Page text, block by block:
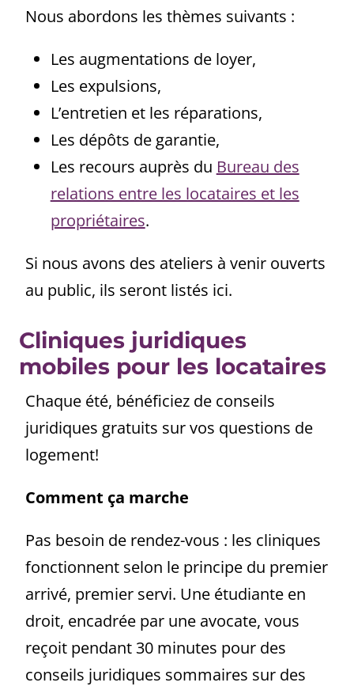
Nous abordons les thèmes suivants :
Les augmentations de loyer,
Les expulsions,
L’entretien et les réparations,
Les dépôts de garantie,
Les recours auprès du Bureau des
relations entre les locataires et les
propriétaires.
Si nous avons des ateliers à venir ouverts
au public, ils seront listés ici.
Cliniques juridiques
mobiles pour les locataires
Chaque été, bénéficiez de conseils
juridiques gratuits sur vos questions de
logement!
Comment ça marche
Pas besoin de rendez-vous : les cliniques
fonctionnent selon le principe du premier
arrivé, premier servi. Une étudiante en
droit, encadrée par une avocate, vous
reçoit pendant 30 minutes pour des
conseils juridiques sommaires sur des